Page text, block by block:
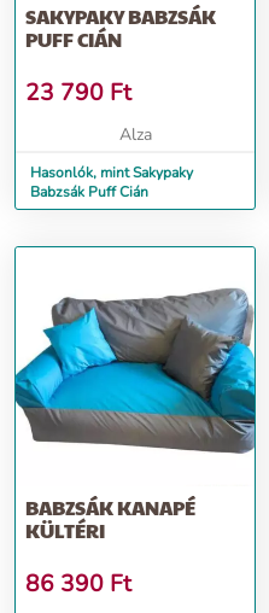
SAKYPAKY BABZSÁK
PUFF CIÁN
23 790 Ft
Alza
Hasonlók, mint Sakypaky
Babzsák Puff Cián
BABZSÁK KANAPÉ
KÜLTÉRI
86 390 Ft